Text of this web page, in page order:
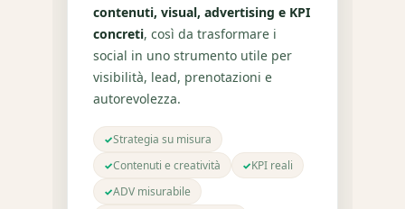
contenuti, visual, advertising e KPI
concreti, così da trasformare i
social in uno strumento utile per
visibilità, lead, prenotazioni e
autorevolezza.
✓Strategia su misura
✓Contenuti e creatività ✓KPI reali
✓ADV misurabile